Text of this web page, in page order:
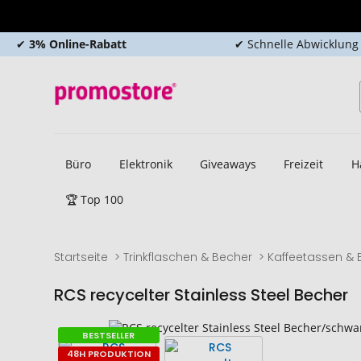
✔ 3% Online-Rabatt ✔ Schnelle Abwicklung
Büro Elektronik Giveaways Freizeit
🏆 Top 100
Startseite Trinkflaschen & Becher Kaffeetassen &
RCS recycelter Stainless Steel Becher
Zum
Ende
Zum
Anfang
BESTSELLER
48H PRODUKTION